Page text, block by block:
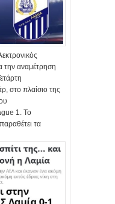
την αναμέτρηση
στο πλαίσιο της
1. Το
τα